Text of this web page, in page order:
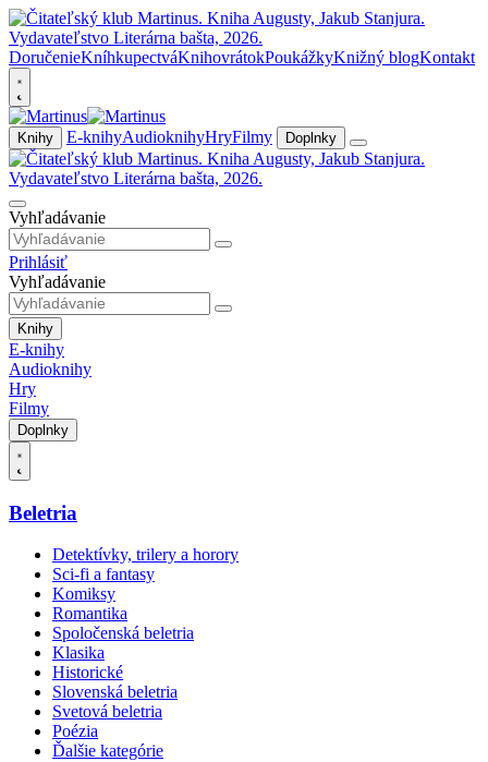
DoručenieKníhkupectváKnihovrátokPoukážkyKnižný blogKontakt
Knihy E-knihyAudioknihyHryFilmy Doplnky
Vyhľadávanie
Prihlásiť
Vyhľadávanie
Knihy
E-knihy
Audioknihy
Hry
Filmy
Doplnky
Beletria
Detektívky, trilery a horory
Sci-fi a fantasy
Komiksy
Romantika
Spoločenská beletria
Klasika
Historické
Slovenská beletria
Svetová beletria
Poézia
Ďalšie kategórie